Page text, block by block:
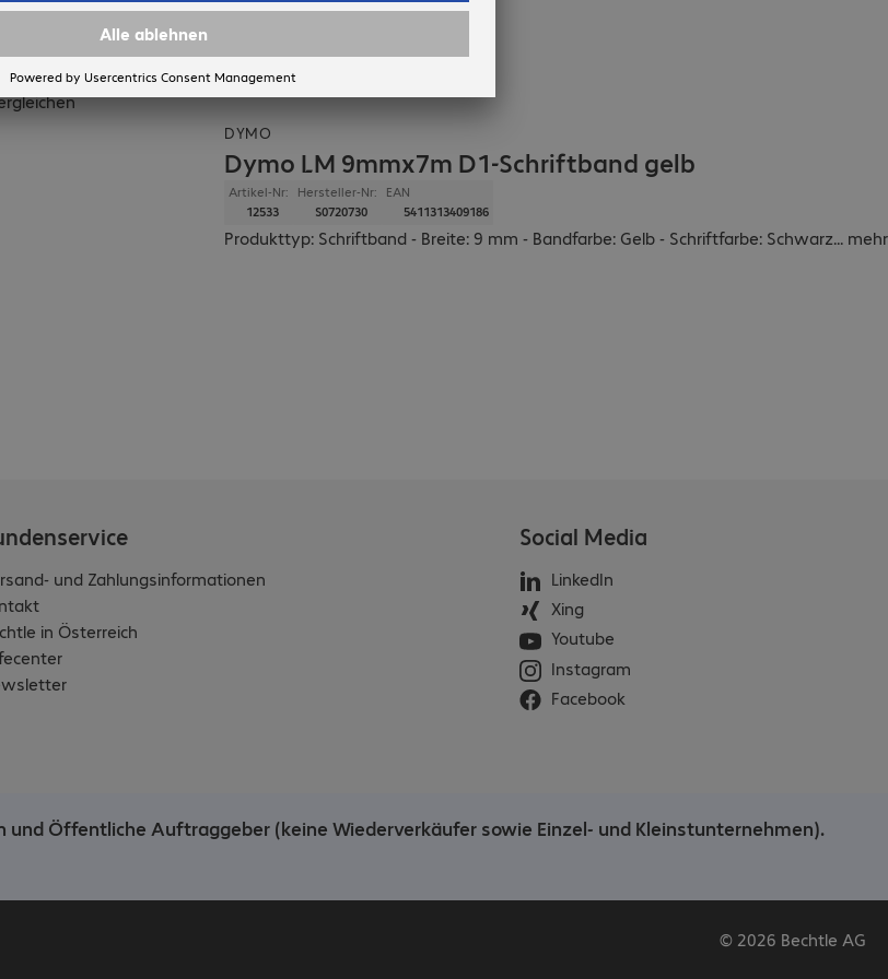
DYMO
Dymo LM 9mmx7m D1-Schriftband gelb
Artikel-Nr:
12533
Hersteller-Nr:
S0720730
EAN
5411313409186
Produkttyp: Schriftband - Breite: 9 mm - Bandfarbe: Gelb - Schriftfarbe: Schwarz... mehr
und Zahlungsinformationen
in Österreich
Social Media
LinkedIn
Xing
Youtube
Instagram
Facebook
Öffentliche Auftraggeber (keine Wiederverkäufer sowie Einzel- und Kleinstunternehmen).
© 2026 Bechtle AG